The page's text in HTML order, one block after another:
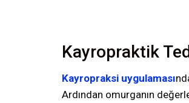
Kayropraktik
Kayropraksi uygulaması
Ardından omurganın